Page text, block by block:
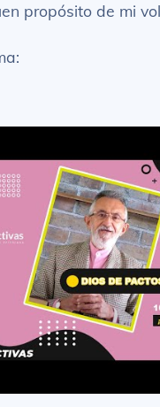
propósito de mi